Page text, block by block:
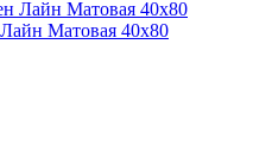
Матовая 40x80